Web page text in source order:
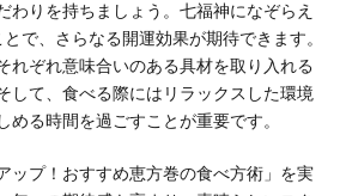
わりを持ちましょう。七福神になぞらえ
で、さらなる開運効果が期待できます。
れぞれ意味合いのある具材を取り入れる
して、食べる際にはリラックスした環境
める時間を過ごすことが重要です。
ップ！おすすめ恵方巻の食べ方術」を実